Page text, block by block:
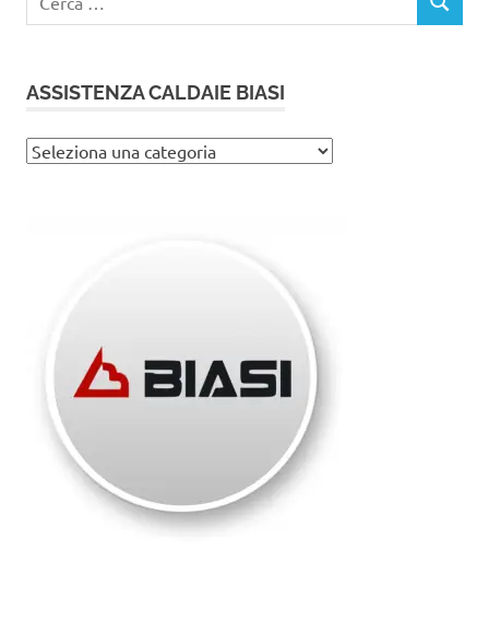
per:
CERCA
ASSISTENZA CALDAIE BIASI
Assistenza